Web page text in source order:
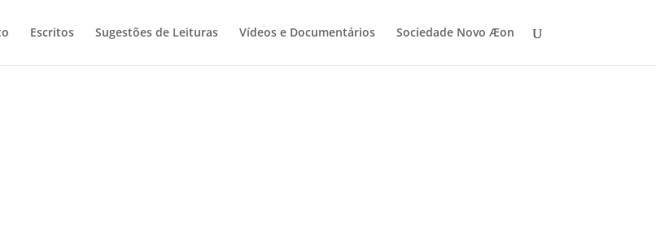
Escritos Sugestões de Leituras Vídeos e Documentários Sociedade Novo Æon